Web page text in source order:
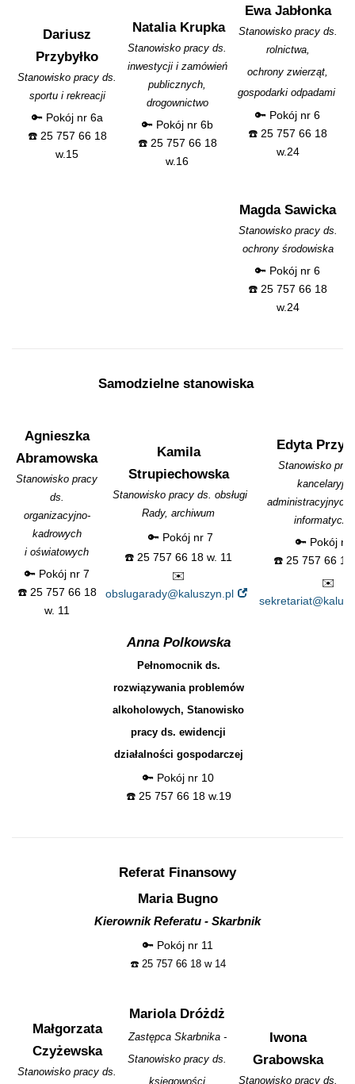
Dariusz
Przybyłko
Stanowisko pracy ds.
sportu i rekreacji
🔑 Pokój nr 6a
☎️ 25 757 66 18
w.15
Natalia Krupka
Stanowisko pracy ds.
inwestycji i zamówień
publicznych,
drogownictwo
🔑 Pokój nr 6b
☎️ 25 757 66 18
w.16
Ewa Jabłonka
Stanowisko pracy ds.
rolnictwa,
ochrony zwierząt,
gospodarki odpadami
🔑 Pokój nr 6
☎️ 25 757 66 18
w.24
Magda Sawicka
Stanowisko pracy ds.
ochrony środowiska
🔑 Pokój nr 6
☎️ 25 757 66 18
w.24
Samodzielne stanowiska
Agnieszka
Abramowska
Stanowisko pracy
ds.
organizacyjno-
kadrowych
i oświatowych
🔑 Pokój nr 7
☎️ 25 757 66 18
w. 11
Kamila
Strupiechowska
Stanowisko pracy ds. obsługi
Rady, archiwum
🔑 Pokój nr 7
☎️ 25 757 66 18 w. 11
✉️
obslugarady@kaluszyn.pl
Edyta
Stanowisko
administracyjnych,
🔑 Pokój nr
☎️ 25 757 66 18
✉️
Anna Polkowska
Pełnomocnik ds.
rozwiązywania problemów
alkoholowych, Stanowisko
pracy ds. ewidencji
działalności gospodarczej
🔑 Pokój nr 10
☎️ 25 757 66 18 w.19
Referat Finansowy
Maria Bugno
Kierownik Referatu - Skarbnik
🔑 Pokój nr 11
☎️ 25 757 66 18 w 14
Małgorzata
Czyżewska
Stanowisko pracy ds.
Mariola Dróżdż
Zastępca Skarbnika -
Stanowisko pracy ds.
księgowości
Iwona
Grabowska
Stanowisko pracy ds.